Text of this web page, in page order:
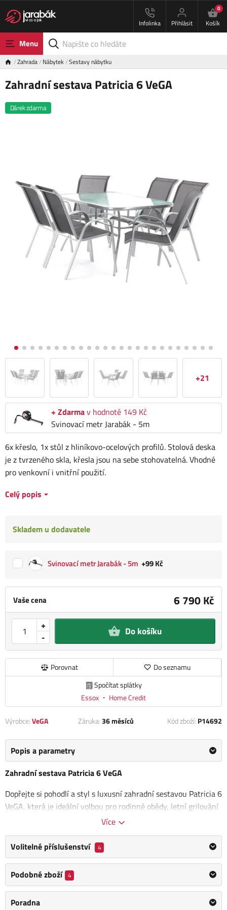
Infolinka Přihlásit
0
Košík
Menu
Zahrada Nábytek Sestavy nábytku
Zahradní sestava Patricia 6 VeGA
Dárek zdarma
+21
+ Zdarmav hodnotě 149 Kč
Svinovací metr Jarabák - 5m
Vaše cena 6 790 Kč
-
+ Do košíku
Porovnat
Do seznamu
Spočítat splátky
Essox ・ Home Credit
6x křeslo, 1x stůl z hliníkovo-ocelových profilů. Stolová deska
je z tvrzeného skla, křesla jsou na sebe stohovatelná. Vhodné
pro venkovní i vnitřní použití.
Celý popis
Skladem u dodavatele
Svinovací metr Jarabák - 5m +99 Kč
Výrobce:VeGA Záruka:36 měsíců Kód zboží: P14692
Popis a parametry
Zahradní sestava Patricia 6 VeGA
Dopřejte si pohodlí a styl s luxusní zahradní sestavou Patricia 6
VeGA, která je ideální volbou pro rodinné obědy, letní grilování
Sestava se skládá ze šesti ergonomicky
vyrobena z hliníkovo-ocelových profilů ošetřených kvalitní
komaxitovou povrchovou úpravou.Díky tomu je nábytek
nejen elegantní, ale zároveň odolný vůči korozi a
povětrnostním vlivům.
Dominantou celé sestavy je
,
Více
Volitelné příslušenství 4
Podobné zboží 4
Poradna